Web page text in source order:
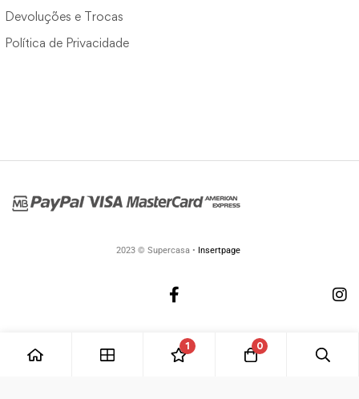
Devoluções e Trocas
Política de Privacidade
2023 © Supercasa • Insertpage
1 0